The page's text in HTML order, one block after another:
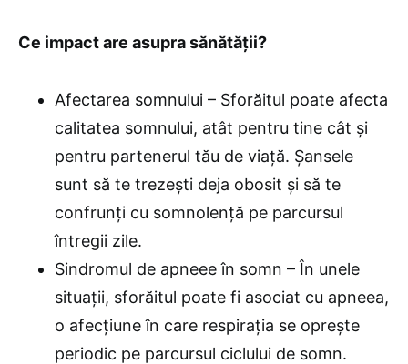
Ce impact are asupra sănătății?
Afectarea somnului – Sforăitul poate afecta
calitatea somnului, atât pentru tine cât și
pentru partenerul tău de viață. Șansele
sunt să te trezești deja obosit și să te
confrunți cu somnolență pe parcursul
întregii zile.
Sindromul de apneee în somn – În unele
situații, sforăitul poate fi asociat cu apneea,
o afecțiune în care respirația se oprește
periodic pe parcursul ciclului de somn.